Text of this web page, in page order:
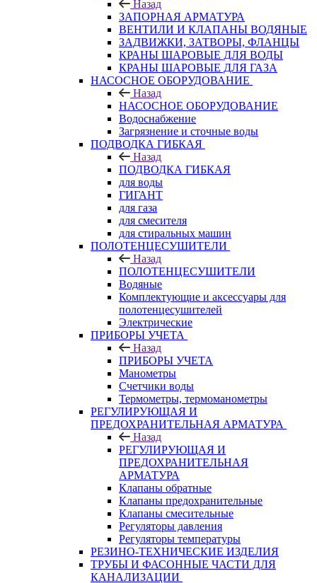
Назад
ЗАПОРНАЯ АРМАТУРА
ВЕНТИЛИ И КЛАПАНЫ ВОДЯНЫЕ
ЗАДВИЖКИ, ЗАТВОРЫ, ФЛАНЦЫ
КРАНЫ ШАРОВЫЕ ДЛЯ ВОДЫ
КРАНЫ ШАРОВЫЕ ДЛЯ ГАЗА
НАСОСНОЕ ОБОРУДОВАНИЕ
Назад
НАСОСНОЕ ОБОРУДОВАНИЕ
Водоснабжение
Загрязнение и сточные воды
ПОДВОДКА ГИБКАЯ
Назад
ПОДВОДКА ГИБКАЯ
для воды
ГИГАНТ
для газа
для смесителя
для стиральных машин
ПОЛОТЕНЦЕСУШИТЕЛИ
Назад
ПОЛОТЕНЦЕСУШИТЕЛИ
Водяные
Комплектующие и аксессуары для
полотенцесушителей
Электрические
ПРИБОРЫ УЧЕТА
Назад
ПРИБОРЫ УЧЕТА
Манометры
Счетчики воды
Термометры, термоманометры
РЕГУЛИРУЮЩАЯ И
ПРЕДОХРАНИТЕЛЬНАЯ АРМАТУРА
Назад
РЕГУЛИРУЮЩАЯ И
ПРЕДОХРАНИТЕЛЬНАЯ
АРМАТУРА
Клапаны обратные
Клапаны предохранительные
Клапаны смесительные
Регуляторы давления
Регуляторы температуры
РЕЗИНО-ТЕХНИЧЕСКИЕ ИЗДЕЛИЯ
ТРУБЫ И ФАСОННЫЕ ЧАСТИ ДЛЯ
КАНАЛИЗАЦИИ